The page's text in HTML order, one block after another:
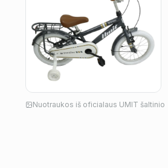
Nuotraukos iš oficialaus UMIT šaltinio